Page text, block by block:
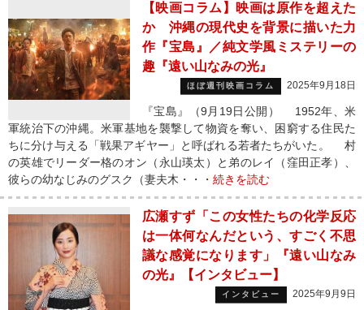
【映画コラム】映画は原作を超えた
か 沖縄の現代史を背景に描いた力
作『宝島』／純文学風ミステリーの
趣『遠い山なみの光』
ほぼ週刊映画コラム 2025年9月18日
『宝島』（9月19日公開） 1952年、米
軍統治下の沖縄。米軍基地を襲撃して物資を奪い、困窮する住民た
ちに分け与える「戦果アギヤー」と呼ばれる若者たちがいた。 村
の英雄でリーダー格のオン（永山瑛太）と弟のレイ（窪田正孝）、
彼らの幼なじみのグスク（妻夫木・・・ 続きを読む
広瀬すず「この女性たちの化学反応
は一体何なんだという、すごく不思
議な感覚になります」『遠い山なみ
の光』【インタビュー】
インタビュー 2025年9月9日